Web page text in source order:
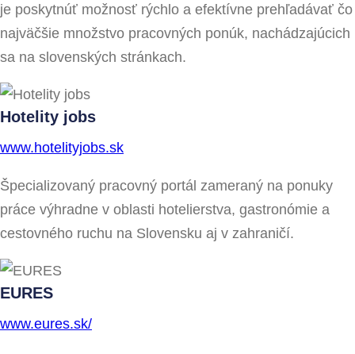
je poskytnúť možnosť rýchlo a efektívne prehľadávať čo
najväčšie množstvo pracovných ponúk, nachádzajúcich
sa na slovenských stránkach.
Hotelity jobs
www.hotelityjobs.sk
Špecializovaný pracovný portál zameraný na ponuky
práce výhradne v oblasti hotelierstva, gastronómie a
cestovného ruchu na Slovensku aj v zahraničí.
EURES
www.eures.sk/